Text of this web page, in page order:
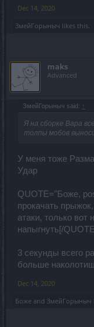
Dec 14, 2020
ЗмейГорыныч likes this.
maks
Advanced
ЗмейГорыныч said: ↑
Я на сборке Вара
толпы мобов
У меня тоже
Удар
QUOTE="Боже,
прокачать
атаки, только вот
напыгнуть[/
3 секунды всего
больше
Dec 14, 2020
Боже and ЗмейГорыныч